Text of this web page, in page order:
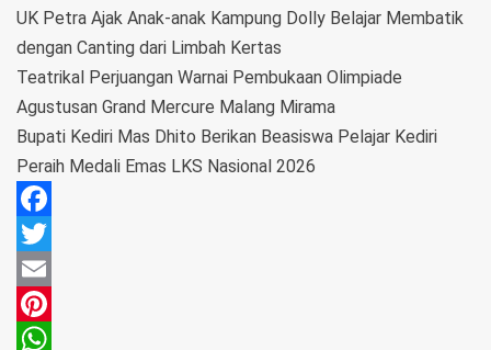
UK Petra Ajak Anak-anak Kampung Dolly Belajar Membatik
dengan Canting dari Limbah Kertas
Teatrikal Perjuangan Warnai Pembukaan Olimpiade
Agustusan Grand Mercure Malang Mirama
Bupati Kediri Mas Dhito Berikan Beasiswa Pelajar Kediri
Peraih Medali Emas LKS Nasional 2026
Facebook
Twitter
Email
Pinterest